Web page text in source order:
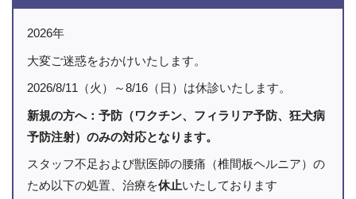
2026年
大変ご迷惑をおかけいたします。
2026/8/11（火）～8/16（日）は休診いたします。
新規の方へ：予防（ワクチン、フィラリア予防、狂犬病
予防注射）のみの対応となります。
スタッフ不足および獣医師の腰痛（椎間板ヘルニア）の
ため以下の処置、治療を休止いたしております